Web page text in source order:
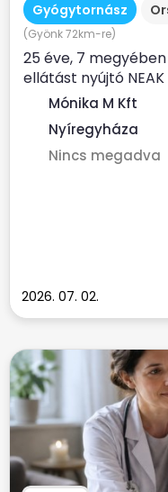
Gyógytornász
(Gyönk 72km-re)
25 éve, 7
ellátást nyújtó
szolgálat...
Mónika M Kft
Nyíregyháza
Nincs megadva
2026. 07. 02.